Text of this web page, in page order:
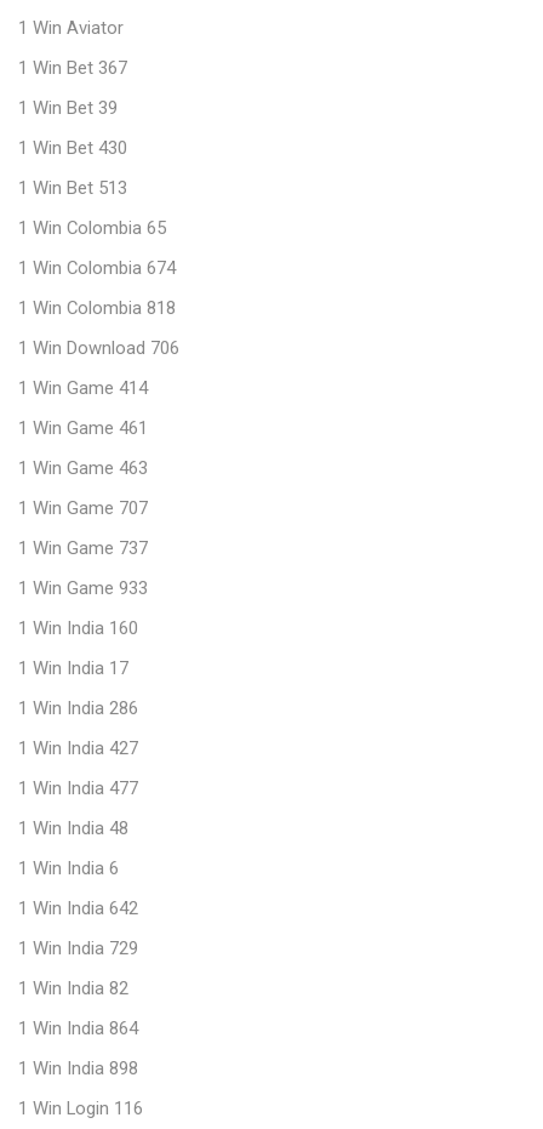
1 Win Aviator
1 Win Bet 367
1 Win Bet 39
1 Win Bet 430
1 Win Bet 513
1 Win Colombia 65
1 Win Colombia 674
1 Win Colombia 818
1 Win Download 706
1 Win Game 414
1 Win Game 461
1 Win Game 463
1 Win Game 707
1 Win Game 737
1 Win Game 933
1 Win India 160
1 Win India 17
1 Win India 286
1 Win India 427
1 Win India 477
1 Win India 48
1 Win India 6
1 Win India 642
1 Win India 729
1 Win India 82
1 Win India 864
1 Win India 898
1 Win Login 116